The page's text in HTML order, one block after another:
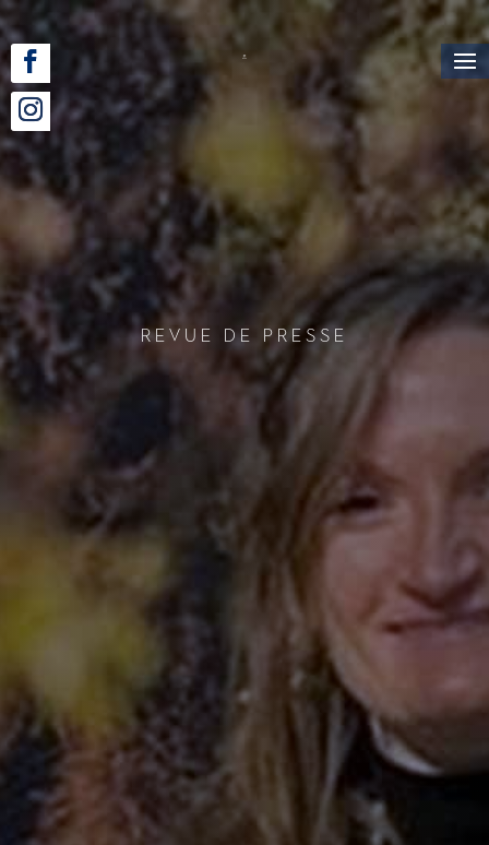
Revue de Presse